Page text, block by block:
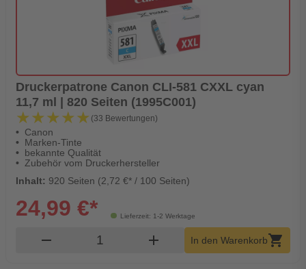
Druckerpatrone Canon CLI-581 CXXL cyan
11,7 ml | 820 Seiten (1995C001)
★★★★★
★★★★★ (33 Bewertungen)
Canon
Marken-Tinte
bekannte Qualität
Zubehör vom Druckerhersteller
Inhalt: 920 Seiten (2,72 €* / 100 Seiten)
Lieferzeit: 1-2 Werktage
24,99 €*
remove Produkt Warenkorb Menge
add In den Warenkorbshopping_cart